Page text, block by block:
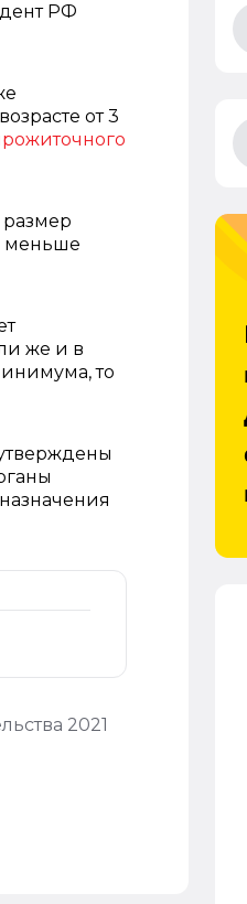
РФ
от 3
меньше
же и в
то
2021